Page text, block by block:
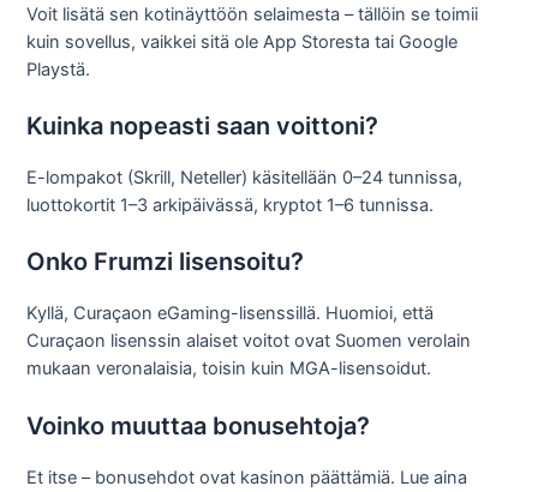
Voit lisätä sen kotinäyttöön selaimesta – tällöin se toimii
kuin sovellus, vaikkei sitä ole App Storesta tai Google
Playstä.
Kuinka nopeasti saan voittoni?
E-lompakot (Skrill, Neteller) käsitellään 0–24 tunnissa,
luottokortit 1–3 arkipäivässä, kryptot 1–6 tunnissa.
Onko Frumzi lisensoitu?
Kyllä, Curaçaon eGaming-lisenssillä. Huomioi, että
Curaçaon lisenssin alaiset voitot ovat Suomen verolain
mukaan veronalaisia, toisin kuin MGA-lisensoidut.
Voinko muuttaa bonusehtoja?
Et itse – bonusehdot ovat kasinon päättämiä. Lue aina